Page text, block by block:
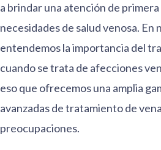
a brindar una atención de
necesidades de salud venosa. En
entendemos la importancia del
cuando se trata de afecciones
eso que ofrecemos una amplia
avanzadas de tratamiento de
preocupaciones.